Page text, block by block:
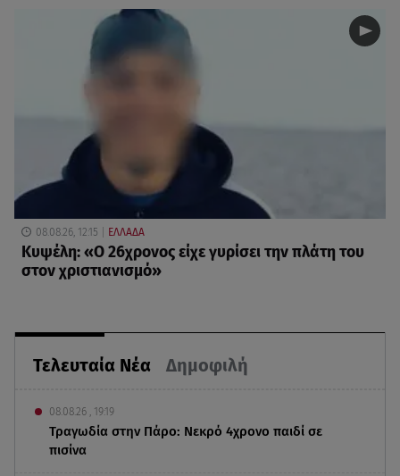
Τελευταία Νέα Δημοφιλή
08.08.26 , 19:19
Τραγωδία στην Πάρο: Νεκρό 4χρονο παιδί σε
πισίνα
08.08.26, 12:15 ΕΛΛΑΔΑ
Κυψέλη: «Ο 26χρονος είχε γυρίσει την πλάτη του
στον χριστιανισμό»